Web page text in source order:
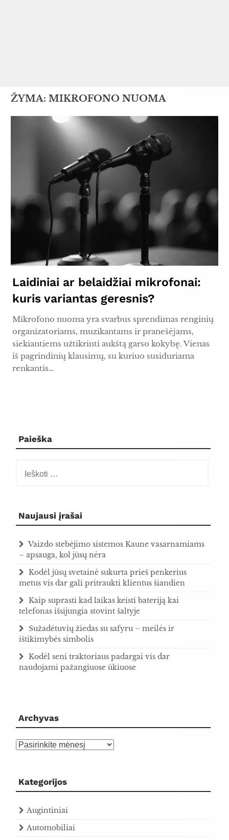
ŽYMA: MIKROFONO NUOMA
Laidiniai ar belaidžiai mikrofonai:
kuris variantas geresnis?
Mikrofono nuoma yra svarbus sprendimas renginių
organizatoriams, muzikantams ir pranešėjams,
siekiantiems užtikrinti aukštą garso kokybę. Vienas
iš pagrindinių klausimų, su kuriuo susiduriama
renkantis…
Paieška
Naujausi įrašai
Vaizdo stebėjimo sistemos Kaune vasarnamiams
– apsauga, kol jūsų nėra
Kodėl jūsų svetainė sukurta prieš penkerius
metus vis dar gali pritraukti klientus šiandien
Kaip suprasti kad laikas keisti bateriją kai
telefonas išsijungia stovint šaltyje
Sužadėtuvių žiedas su safyru – meilės ir
ištikimybės simbolis
Kodėl seni traktoriaus padargai vis dar
naudojami pažangiuose ūkiuose
Archyvas
Archyvas
Kategorijos
Augintiniai
Automobiliai